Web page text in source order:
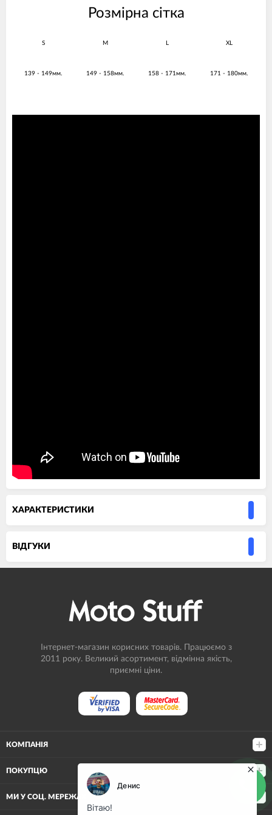
Розмірна сітка
S M L XL
139 - 149мм. 149 - 158мм. 158 - 171мм. 171 - 180мм.
ХАРАКТЕРИСТИКИ
ВIДГУКИ
Інтернет-магазин корисних товарів. Працюємо з
2011 року. Великий асортимент, відмінна якість,
приємні ціни.
КОМПАНІЯ
ПОКУПЦЮ
МИ У СОЦ. МЕРЕЖАХ